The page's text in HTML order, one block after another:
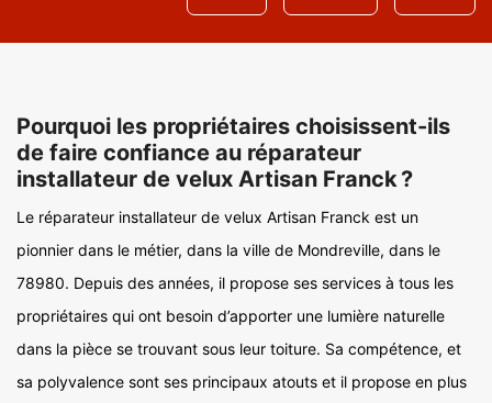
Pourquoi les propriétaires choisissent-ils
de faire confiance au réparateur
installateur de velux Artisan Franck ?
Le réparateur installateur de velux Artisan Franck est un
pionnier dans le métier, dans la ville de Mondreville, dans le
78980. Depuis des années, il propose ses services à tous les
propriétaires qui ont besoin d’apporter une lumière naturelle
dans la pièce se trouvant sous leur toiture. Sa compétence, et
sa polyvalence sont ses principaux atouts et il propose en plus